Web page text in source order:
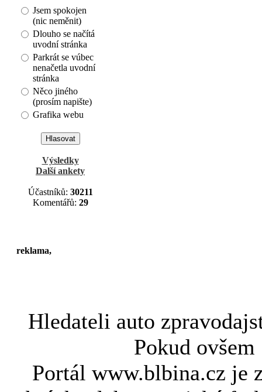
Jsem spokojen
(nic neměnit)
Dlouho se načítá
uvodní stránka
Parkrát se vúbec
nenačetla uvodní
stránka
Něco jiného
(prosím napište)
Grafika webu
Výsledky
Další ankety
Účastníků: 30211
Komentářů: 29
reklama,
Hledateli auto
Pokud
Portál www.blbina.cz je